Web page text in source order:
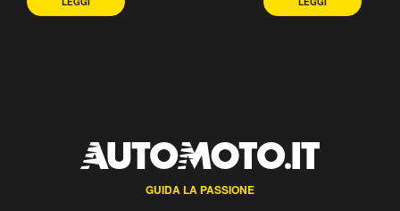
GUIDA LA PASSIONE